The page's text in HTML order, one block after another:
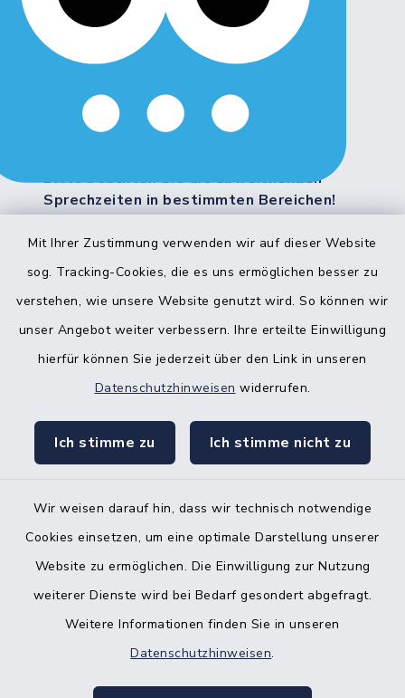
Mit Ihrer Zustimmung verwenden wir auf dieser Website
sog. Tracking-Cookies, die es uns ermöglichen besser zu
verstehen, wie unsere Website genutzt wird. So können wir
unser Angebot weiter verbessern. Ihre erteilte Einwilligung
hierfür können Sie jederzeit über den Link in unseren
Datenschutzhinweisen widerrufen.
Ich stimme zu Ich stimme nicht zu
Wir weisen darauf hin, dass wir technisch notwendige
Cookies einsetzen, um eine optimale Darstellung unserer
Website zu ermöglichen. Die Einwilligung zur Nutzung
weiterer Dienste wird bei Bedarf gesondert abgefragt.
Weitere Informationen finden Sie in unseren
Datenschutzhinweisen.
8:00 - 12:00 Uhr
14:00 - 18:00 Uhr
geschlossen
Bitte beachten Sie die abweichenden
Sprechzeiten in bestimmten Bereichen!
Quicklinks
Bürgerbüro Hohenwestedt
Bürgerbüro Hanerau-Hademarschen
Nebenstelle Padenstedt
KFZ-Zulassungsbehörde
Gleichstellungsbüro
Barrierefreiheit